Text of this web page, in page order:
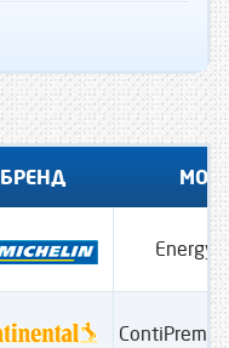
БРЕНД
Energy